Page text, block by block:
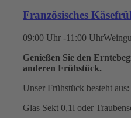
Französisches
09:00 Uhr -11:00 Uhr
Genießen Sie den
anderen Frühstück.
Unser Frühstück besteht aus:
Glas Sekt 0,1l oder